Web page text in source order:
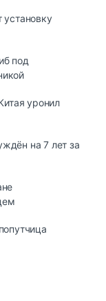
ycтaнoвкy
под
уронил
на 7 лет за